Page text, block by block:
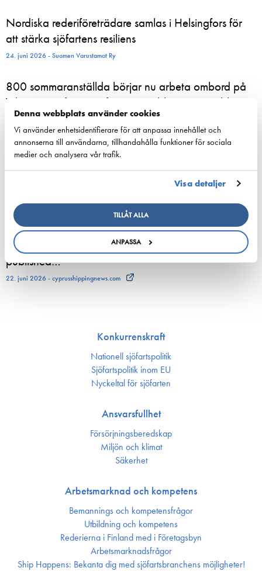
Denna webbplats använder cookies
Vi använder enhetsidentifierare för att anpassa innehållet och
annonserna till användarna, tillhandahålla funktioner för sociala
medier och analysera vår trafik.
Visa detaljer
TILLÅT ALLA
ANPASSA
Nordiska rederiföreträdare samlas i Helsingfors för
att stärka sjöfartens resiliens
24. juni 2026 - Suomen Varustamot Ry
800 sommaranställda börjar nu arbeta ombord på
Viking Lines fartyg – för många blir sommarjobbet
starten på en karriär till sjöss
23. juni 2026 - Viking Line Abp
channel ETS revenues into clean fuels
New study on gaps between EU Ship Recycling
Regulation and the Hong Kong Convention
published…
22. juni 2026 - cyprusshippingnews.com
Konkurrenskraft
Nationell sjöfartspolitik
Sjöfarts­politik inom EU
Nyckeltal för sjöfarten
Ansvarsfullhet
Försörjnings­beredskap
Miljön och klimat
Säkerhet
Arbetsmarknad och kompetens
Bemannings och kompetens­frågor
Utbildning och kompetens
Rederierna i Finland med i Företagsbyn
Arbetsmarknadsfrågor
Ship Happens: Bekanta dig med sjöfartsbranchens möjligheter!